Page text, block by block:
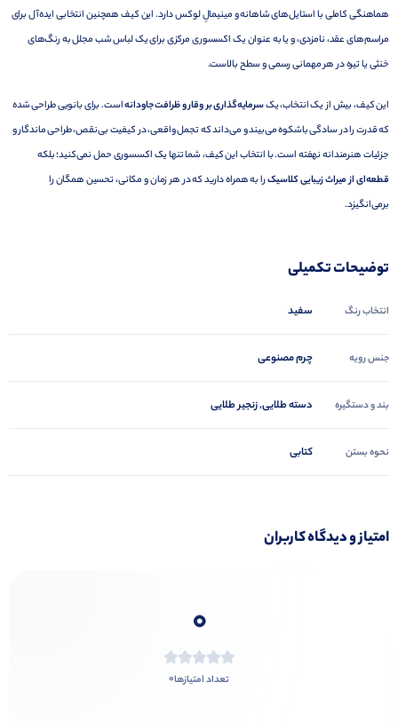
هماهنگی کاملی با استایل‌های شاهانه و مینیمالِ لوکس دارد. این کیف همچنین انتخابی ایده‌آل برای
مراسم‌های عقد، نامزدی، و یا به عنوان یک اکسسوری مرکزی برای یک لباس شب مجلل به رنگ‌های
خنثی یا تیره در هر مهمانی رسمی و سطح بالاست.
این کیف، بیش از یک انتخاب، یکسرمایه‌گذاری بر وقار و ظرافت جاودانهاست. برای بانویی طراحی شده
که قدرت را در سادگی باشکوه می‌بیند و می‌داند که تجمل واقعی، در کیفیت بی‌نقص، طراحی ماندگار و
جزئیات هنرمندانه نهفته است. با انتخاب این کیف، شما تنها یک اکسسوری حمل نمی‌کنید؛ بلکه
قطعه‌ای از میراث زیبایی کلاسیکرا به همراه دارید که در هر زمان و مکانی، تحسین همگان را
برمی‌انگیزد.
توضیحات تکمیلی
انتخاب رنگ سفید
جنس رویه چرم مصنوعی
بند و دستگیره دسته طلایی, زنجیر طلایی
نحوه بستن کتابی
امتیاز و دیدگاه کاربران
0
تعداد امتیازها0